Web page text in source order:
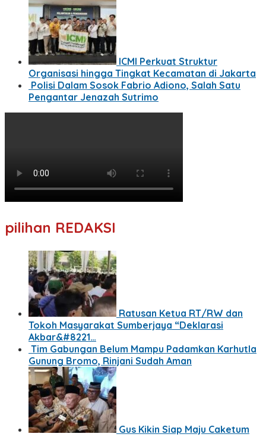
ICMI Perkuat Struktur
Organisasi hingga Tingkat Kecamatan di Jakarta
Polisi Dalam Sosok Fabrio Adiono, Salah Satu
Pengantar Jenazah Sutrimo
pilihan REDAKSI
Ratusan Ketua RT/RW dan
Tokoh Masyarakat Sumberjaya “Deklarasi
Akbar&#8221…
Tim Gabungan Belum Mampu Padamkan Karhutla
Gunung Bromo, Rinjani Sudah Aman
Gus Kikin Siap Maju Caketum